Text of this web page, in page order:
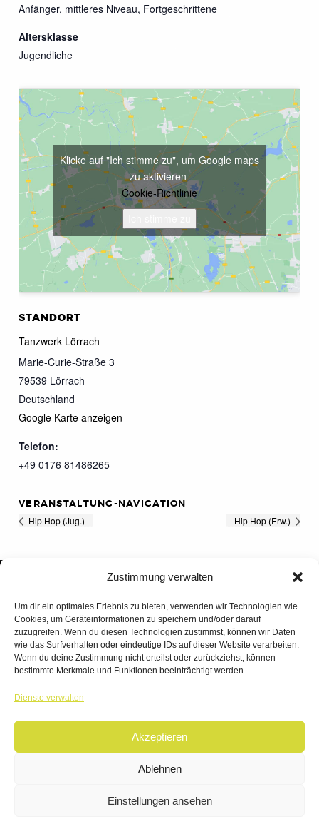
Zustimmung verwalten
Um dir ein optimales Erlebnis zu bieten, verwenden wir Technologien wie
Cookies, um Geräteinformationen zu speichern und/oder darauf
zuzugreifen. Wenn du diesen Technologien zustimmst, können wir Daten
wie das Surfverhalten oder eindeutige IDs auf dieser Website verarbeiten.
Wenn du deine Zustimmung nicht erteilst oder zurückziehst, können
bestimmte Merkmale und Funktionen beeinträchtigt werden.
Dienste verwalten
Akzeptieren
Ablehnen
Einstellungen ansehen
Anfänger, mittleres Niveau, Fortgeschrittene
Altersklasse
Jugendliche
STANDORT
Tanzwerk Lörrach
Marie-Curie-Straße 3
79539 Lörrach
Deutschland
Google Karte anzeigen
Telefon:
+49 0176 81486265
Klicke auf "Ich stimme zu", um Google maps
zu aktivieren
Cookie-Richtlinie
VERANSTALTUNG-NAVIGATION
Hip Hop (Jug.) Hip Hop (Erw.)
© 2026 | TANZWERK
DATENSCHUTZ